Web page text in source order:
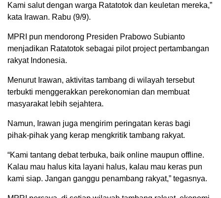
Kami salut dengan warga Ratatotok dan keuletan mereka,”
kata Irawan. Rabu (9/9).
MPRI pun mendorong Presiden Prabowo Subianto
menjadikan Ratatotok sebagai pilot project pertambangan
rakyat Indonesia.
Menurut Irawan, aktivitas tambang di wilayah tersebut
terbukti menggerakkan perekonomian dan membuat
masyarakat lebih sejahtera.
Namun, Irawan juga mengirim peringatan keras bagi
pihak-pihak yang kerap mengkritik tambang rakyat.
“Kami tantang debat terbuka, baik online maupun offline.
Kalau mau halus kita layani halus, kalau mau keras pun
kami siap. Jangan ganggu penambang rakyat,” tegasnya.